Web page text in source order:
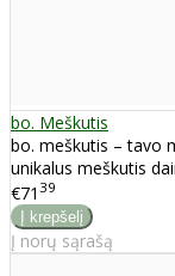
bo. Meškutis
bo. meškutis – tavo
unikalus meškutis
€71 39
Į norų sąrašą